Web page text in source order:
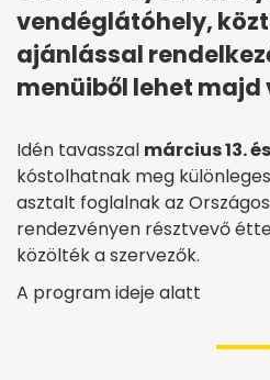
vendéglátóhely,
ajánlással
menüiből lehet
Idén tavasszal március 13.
kóstolhatnak meg
asztalt foglalnak az
rendezvényen résztvevő
közölték a szervezők.
A program ideje alatt